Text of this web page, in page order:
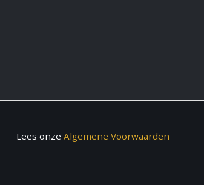
Lees onze Algemene Voorwaarden